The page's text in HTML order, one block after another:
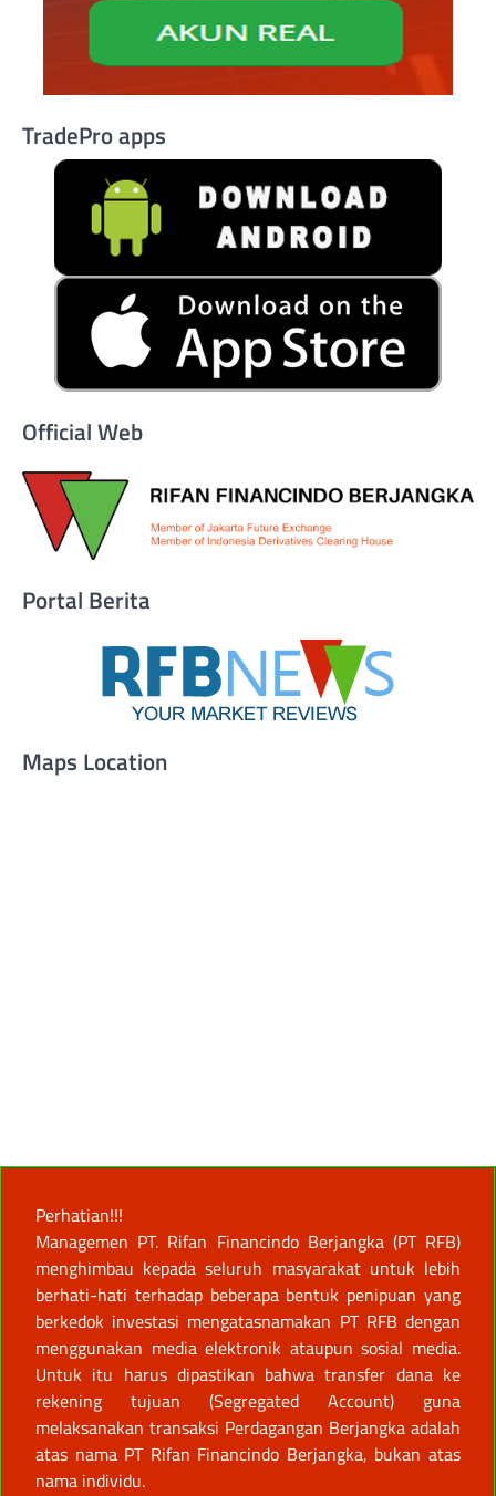
TradePro apps
Official Web
Portal Berita
Maps Location
Perhatian!!!
Managemen PT. Rifan Financindo Berjangka (PT RFB)
menghimbau kepada seluruh masyarakat untuk lebih
berhati-hati terhadap beberapa bentuk penipuan yang
berkedok investasi mengatasnamakan PT RFB dengan
menggunakan media elektronik ataupun sosial media.
Untuk itu harus dipastikan bahwa transfer dana ke
rekening tujuan (Segregated Account) guna
melaksanakan transaksi Perdagangan Berjangka adalah
atas nama PT Rifan Financindo Berjangka, bukan atas
nama individu.